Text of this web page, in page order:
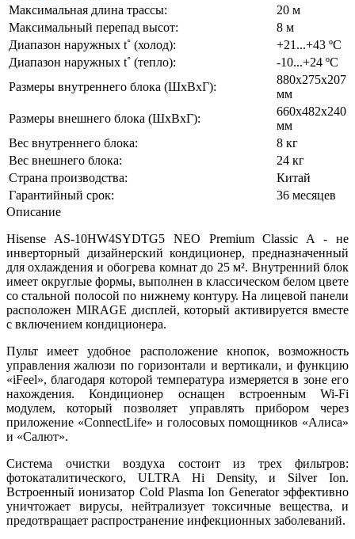
Максимальная длина трассы:
20 м
Максимальный перепад высот:
8 м
Диапазон наружных t˚ (холод):
+21...+43 ºС
Диапазон наружных t˚ (тепло):
-10...+24 ºС
Размеры внутреннего блока (ШхВхГ):
880х275х207
мм
Размеры внешнего блока (ШхВхГ):
660х482х240
мм
Вес внутреннего блока:
8 кг
Вес внешнего блока:
24 кг
Страна производства:
Китай
Гарантийный срок:
36 месяцев
Описание
Hisense AS-10HW4SYDTG5 NEO Premium Classic A - не
инверторный дизайнерский кондиционер, предназначенный
для охлаждения и обогрева комнат до 25 м². Внутренний блок
имеет округлые формы, выполнен в классическом белом цвете
со стальной полосой по нижнему контуру. На лицевой панели
расположен MIRAGE дисплей, который активируется вместе
с включением кондиционера.
Пульт имеет удобное расположение кнопок, возможность
управления жалюзи по горизонтали и вертикали, и функцию
«iFeel», благодаря которой температура измеряется в зоне его
нахождения. Кондиционер оснащен встроенным Wi-Fi
модулем, который позволяет управлять прибором через
приложение «ConnectLife» и голосовых помощников «Алиса»
и «Салют».
Система очистки воздуха состоит из трех фильтров:
фотокаталитического, ULTRA Hi Density, и Silver Ion.
Встроенный ионизатор Cold Plasma Ion Generator эффективно
уничтожает вирусы, нейтрализует токсичные вещества, и
предотвращает распространение инфекционных заболеваний.